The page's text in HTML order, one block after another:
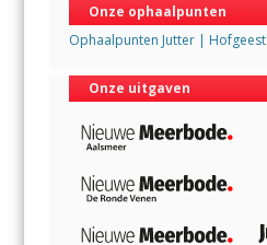
Onze ophaalpunten
Ophaalpunten Jutter | Hofgeest
Onze uitgaven